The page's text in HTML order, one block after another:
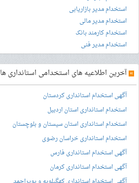
استخدام مدیر بازاریابی
استخدام مدیر مالی
استخدام کارمند بانک
استخدام مدیر فنی
»آخرین اطلاعیه های استخدامی استانداری ها
آگهی استخدام استانداری کردستان
استخدام استانداری استان اردبیل
استخدام استانداری استان سیستان و بلوچستان
استخدام استانداری خراسان رضوی
آگهی استخدام استانداری فارس
آگهی استخدام استانداری کرمان